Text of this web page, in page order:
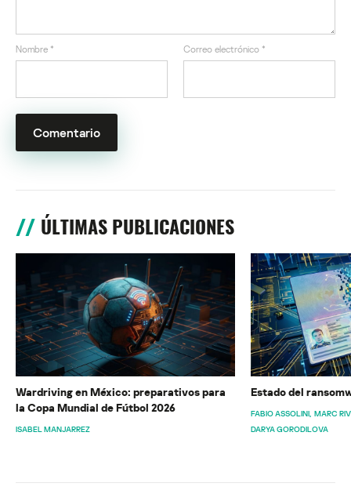
Nombre * Correo electrónico *
ÚLTIMAS PUBLICACIONES
Wardriving en México: preparativos para
la Copa Mundial de Fútbol 2026
ISABEL MANJARREZ
Estado del
FABIO ASSOLINI MARC
DARYA GORODILOVA